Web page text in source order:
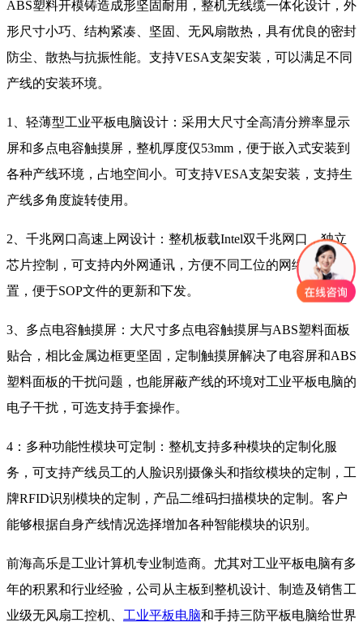
ABS塑料开模铸造成形坚固耐用，整机无线缆一体化设计，外
形尺寸小巧、结构紧凑、坚固、无风扇散热，具有优良的密封
防尘、散热与抗振性能。支持VESA支架安装，可以满足不同
产线的安装环境。
1、轻薄型工业平板电脑设计：采用大尺寸全高清分辨率显示
屏和多点电容触摸屏，整机厚度仅53mm，便于嵌入式安装到
各种产线环境，占地空间小。可支持VESA支架安装，支持生
产线多角度旋转使用。
2、千兆网口高速上网设计：整机板载Intel双千兆网口，独立
芯片控制，可支持内外网通讯，方便不同工位的网络权限设
置，便于SOP文件的更新和下发。
3、多点电容触摸屏：大尺寸多点电容触摸屏与ABS塑料面板
贴合，相比金属边框更坚固，定制触摸屏解决了电容屏和ABS
塑料面板的干扰问题，也能屏蔽产线的环境对工业平板电脑的
电子干扰，可选支持手套操作。
4：多种功能性模块可定制：整机支持多种模块的定制化服
务，可支持产线员工的人脸识别摄像头和指纹模块的定制，工
牌RFID识别模块的定制，产品二维码扫描模块的定制。客户
能够根据自身产线情况选择增加各种智能模块的识别。
前海高乐是工业计算机专业制造商。尤其对工业平板电脑有多
年的积累和行业经验，公司从主板到整机设计、制造及销售工
业级无风扇工控机、 工业平板电脑和手持三防平板电脑给世界